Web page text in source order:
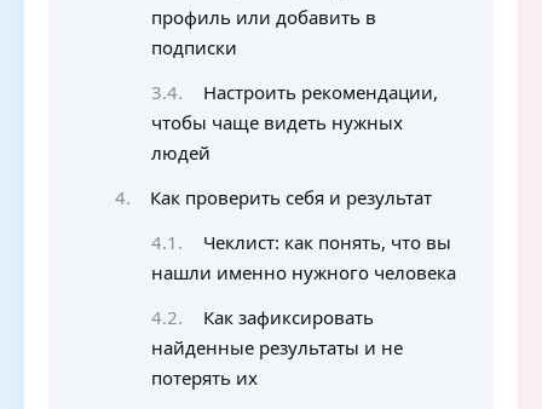
профиль или добавить в
подписки
Настроить рекомендации,
чтобы чаще видеть нужных
людей
Как проверить себя и результат
Чеклист: как понять, что вы
нашли именно нужного человека
Как зафиксировать
найденные результаты и не
потерять их